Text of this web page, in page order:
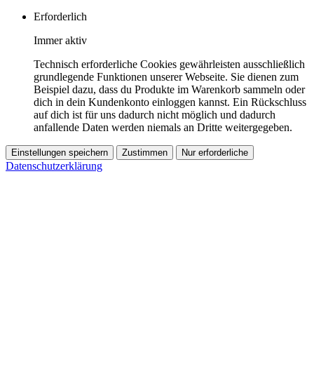
Erforderlich
Immer aktiv
Technisch erforderliche Cookies gewährleisten ausschließlich
grundlegende Funktionen unserer Webseite. Sie dienen zum
Beispiel dazu, dass du Produkte im Warenkorb sammeln oder
dich in dein Kundenkonto einloggen kannst. Ein Rückschluss
auf dich ist für uns dadurch nicht möglich und dadurch
anfallende Daten werden niemals an Dritte weitergegeben.
Einstellungen speichern Zustimmen Nur erforderliche
Datenschutzerklärung